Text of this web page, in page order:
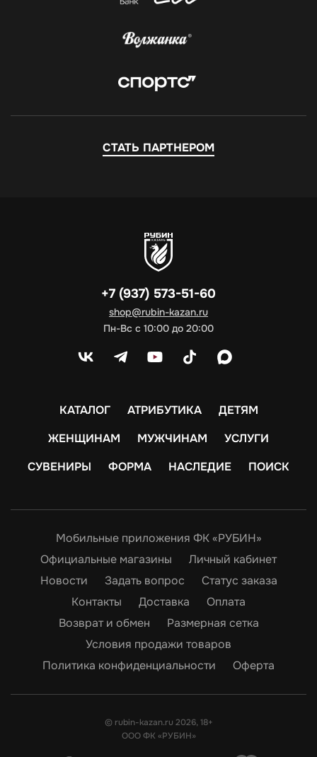
СТАТЬ ПАРТНЕРОМ
+7 (937) 573-51-60
shop@rubin-kazan.ru
Пн-Вс с 10:00 до 20:00
КАТАЛОГ АТРИБУТИКА
ДЕТЯМ
ЖЕНЩИНАМ
МУЖЧИНАМ
УСЛУГИ
СУВЕНИРЫ
ФОРМА НАСЛЕДИЕ ПОИСК
Мобильные приложения ФК «РУБИН»
Официальные магазины
Личный кабинет
Новости
Задать вопрос
Статус заказа
Контакты
Доставка
Оплата
Возврат и обмен
Размерная сетка
Условия продажи товаров
Политика конфиденциальности
Оферта
© rubin-kazan.ru 2026, 18+
ООО ФК «РУБИН»